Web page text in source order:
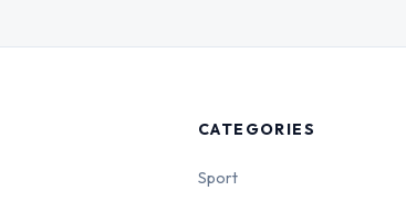
CATEGORIES
Sport